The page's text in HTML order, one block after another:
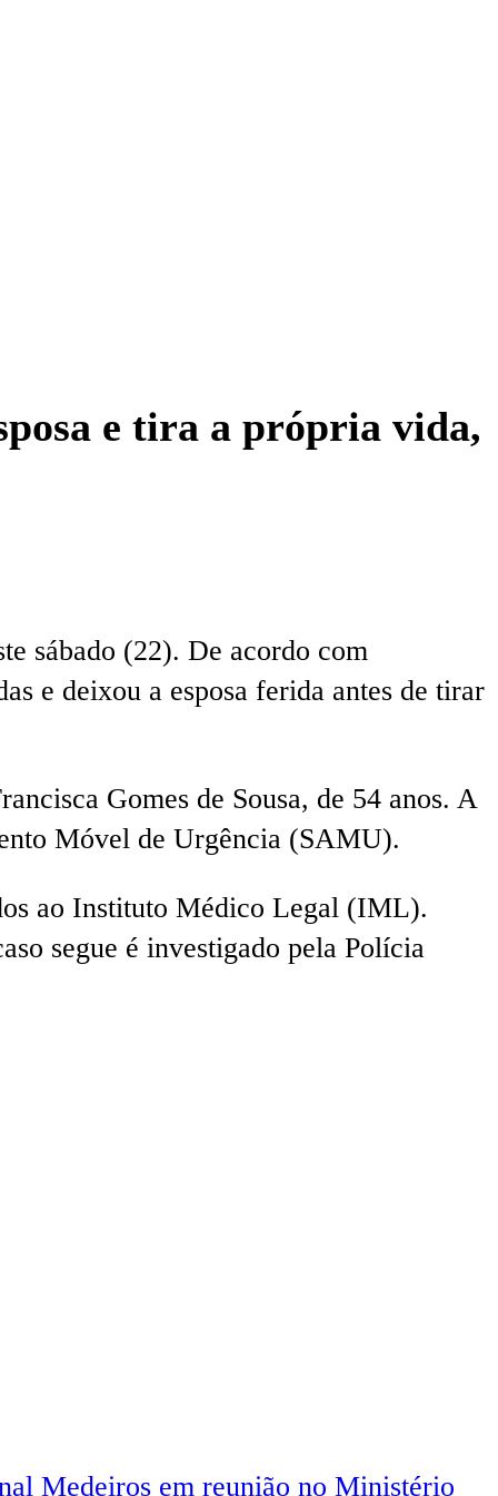
e tira a própria vida,
sábado (22). De acordo com
e deixou a esposa ferida antes de tirar
Gomes de Sousa, de 54 anos. A
Móvel de Urgência (SAMU).
ao Instituto Médico Legal (IML).
segue é investigado pela Polícia
Medeiros em reunião no Ministério